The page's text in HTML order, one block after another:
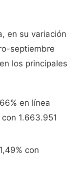
en su variación
septiembre
los principales
en línea
1.663.951
con